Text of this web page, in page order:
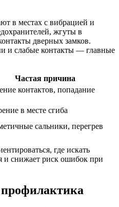
в местах с вибрацией и
жгуты в
дверных замков.
и слабые контакты — главные
Частая причина
контактов, попадание
в месте сгиба
сальники, перегрев
где искать
и снижает риск ошибок при